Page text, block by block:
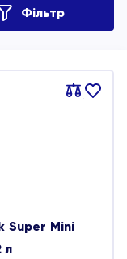
Фільтр
Порівняти
В
Super Mini
л